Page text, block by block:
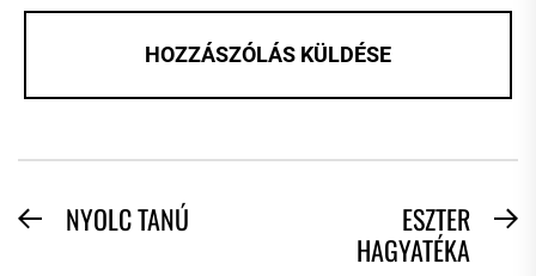
BEJEGYZÉS
PreviousNYOLC TANÚ
ESZTER
HAGYATÉKA